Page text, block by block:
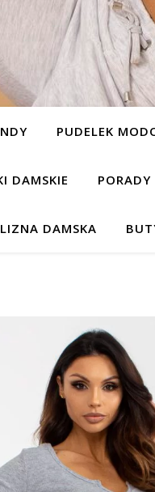
PUDELEK
DAMSKIE PORADY
DAMSKA